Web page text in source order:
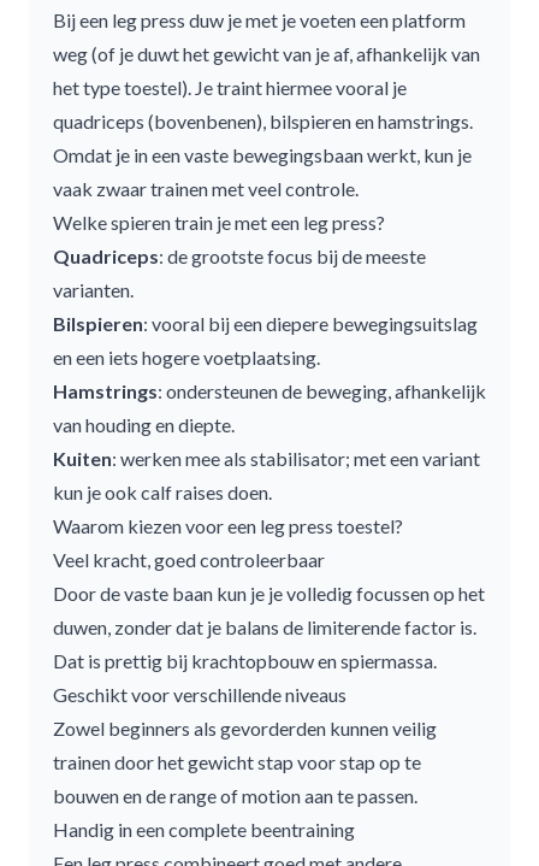
Bij een leg press duw je met je voeten een platform
weg (of je duwt het gewicht van je af, afhankelijk van
het type toestel). Je traint hiermee vooral je
quadriceps (bovenbenen), bilspieren en hamstrings.
Omdat je in een vaste bewegingsbaan werkt, kun je
vaak zwaar trainen met veel controle.
Welke spieren train je met een leg press?
Quadriceps: de grootste focus bij de meeste
varianten.
Bilspieren: vooral bij een diepere bewegingsuitslag
en een iets hogere voetplaatsing.
Hamstrings: ondersteunen de beweging, afhankelijk
van houding en diepte.
Kuiten: werken mee als stabilisator; met een variant
kun je ook calf raises doen.
Waarom kiezen voor een leg press toestel?
Veel kracht, goed controleerbaar
Door de vaste baan kun je je volledig focussen op het
duwen, zonder dat je balans de limiterende factor is.
Dat is prettig bij krachtopbouw en spiermassa.
Geschikt voor verschillende niveaus
Zowel beginners als gevorderden kunnen veilig
trainen door het gewicht stap voor stap op te
bouwen en de range of motion aan te passen.
Handig in een complete beentraining